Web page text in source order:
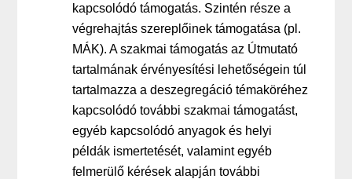
kapcsolódó támogatás. Szintén része a
végrehajtás szereplőinek támogatása (pl.
MÁK). A szakmai támogatás az Útmutató
tartalmának érvényesítési lehetőségein túl
tartalmazza a deszegregáció témaköréhez
kapcsolódó további szakmai támogatást,
egyéb kapcsolódó anyagok és helyi
példák ismertetését, valamint egyéb
felmerülő kérések alapján további